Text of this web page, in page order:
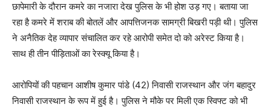
छापेमारी के दौरान कमरे का नजारा देख पुलिस के भी होश उड़ गए। बताया जा
रहा है कमरे में शराब की बोतलें और आपत्तिजनक सामग्री बिखरी पड़ी थी। पुलिस
ने अनैतिक देह व्यापार संचालित कर रहे आरोपी समेत दो को अरेस्ट किया है।
साथ ही तीन पीड़िताओं का रेस्क्यू किया है।
आरोपियों की पहचान आशीष कुमार पांडे (42) निवासी राजस्थान और जंग बहादुर
निवासी राजस्थान के रूप में हुई है। पुलिस ने मौके पर मिली एक स्विफ्ट को भी